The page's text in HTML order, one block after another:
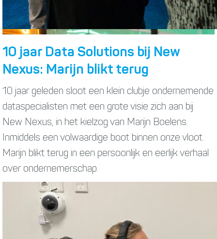
10 jaar Data Solutions bij New
Nexus: Marijn blikt terug
10 jaar geleden sloot een klein clubje ondernemende
dataspecialisten met een grote visie zich aan bij
New Nexus, in het kielzog van Marijn Boelens.
Inmiddels een volwaardige boot binnen onze vloot.
Marijn blikt terug in een persoonlijk en eerlijk verhaal
over ondernemerschap.